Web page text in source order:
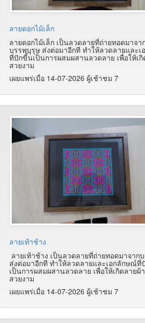
ลายดอกไม้เล็ก
ลายดอกไม้เล็ก เป็นลวดลายที่ถ่ายทอดมาจา
บรรพบุรุษ ส่งต่อมาอีกที ทำให้ลวดลายและ
ที่ปักขี้นเป็นการผสมผสานลวดลาย เพื่อให้เ
สวยงาม
เผยแพร่เมื่อ 14-07-2026 ผู้เช้าชม 7
ลายเท้าช้าง
ลายเท้าช้าง เป็นลวดลายที่ถ่ายทอดมาจาก
ส่งต่อมาอีกที ทำให้ลวดลายและเอกลักษณ์ที่
เป็นการผสมผสานลวดลาย เพื่อให้เกิดลายผ้
สวยงาม
เผยแพร่เมื่อ 14-07-2026 ผู้เช้าชม 7